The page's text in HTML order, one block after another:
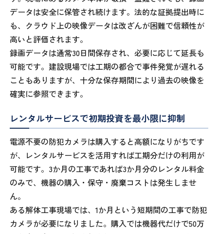
データは安全に保管され続けます。法的な証拠提出時に
も、クラウド上の映像データは改ざんが困難で信頼性が
高いと評価されます。
録画データは通常30日間保存され、必要に応じて延長も
可能です。建設現場では工期の都合で事件発覚が遅れる
こともありますが、十分な保存期間により過去の映像を
確実に参照できます。
レンタルサービスで初期投資を最小限に抑制
電源不要の防犯カメラは購入すると高額になりがちです
が、レンタルサービスを活用すれば工期分だけの利用が
可能です。3か月の工事であれば3か月分のレンタル料金
のみで、機器の購入・保守・廃棄コストは発生しませ
ん。
ある解体工事現場では、1か月という短期間の工事で防犯
カメラが必要になりました。購入では機器代だけで50万